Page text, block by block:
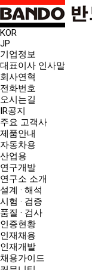
KOR
JP
기업정보
대표이사 인사말
회사연혁
전화번호
오시는길
IR공지
주요 고객사
제품안내
자동차용
산업용
연구개발
연구소 소개
설계 · 해석
시험 · 검증
품질 · 검사
인증현황
인재채용
인재개발
채용가이드